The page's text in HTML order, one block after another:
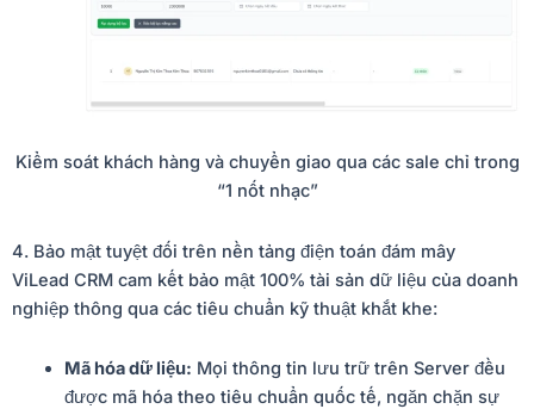
Kiểm soát khách hàng và chuyển giao qua các sale chỉ trong
“1 nốt nhạc”
4. Bảo mật tuyệt đối trên nền tảng điện toán đám mây
ViLead CRM cam kết bảo mật 100% tài sản dữ liệu của doanh
nghiệp thông qua các tiêu chuẩn kỹ thuật khắt khe:
Mã hóa dữ liệu: Mọi thông tin lưu trữ trên Server đều
được mã hóa theo tiêu chuẩn quốc tế, ngăn chặn sự